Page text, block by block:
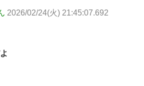
2026/02/24(火) 21:45:07.692